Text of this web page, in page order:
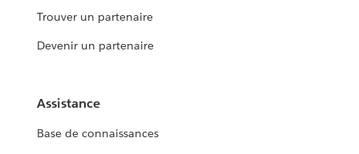
Trouver un partenaire
Devenir un partenaire
Assistance
Base de connaissances